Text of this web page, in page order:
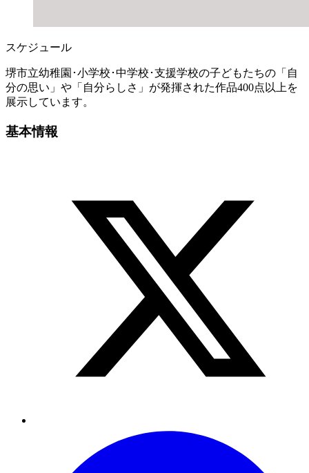
スケジュール
堺市立幼稚園･小学校･中学校･支援学校の子どもたちの「自
分の思い」や「自分らしさ」が発揮された作品400点以上を
展示しています。
基本情報